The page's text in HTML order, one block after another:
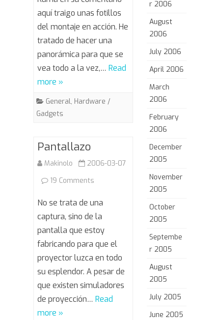
aquí traigo unas fotillos
del montaje en acción. He
tratado de hacer una
panorámica para que se
vea todo a la vez,… Read
more »
General, Hardware /
Gadgets
Pantallazo
Makinolo
2006-03-07
19 Comments
No se trata de una
captura, sino de la
pantalla que estoy
fabricando para que el
proyector luzca en todo
su esplendor. A pesar de
que existen simuladores
de proyección… Read
more »
r 2006
August
2006
July 2006
April 2006
March
2006
February
2006
December
2005
November
2005
October
2005
Septembe
r 2005
August
2005
July 2005
June 2005